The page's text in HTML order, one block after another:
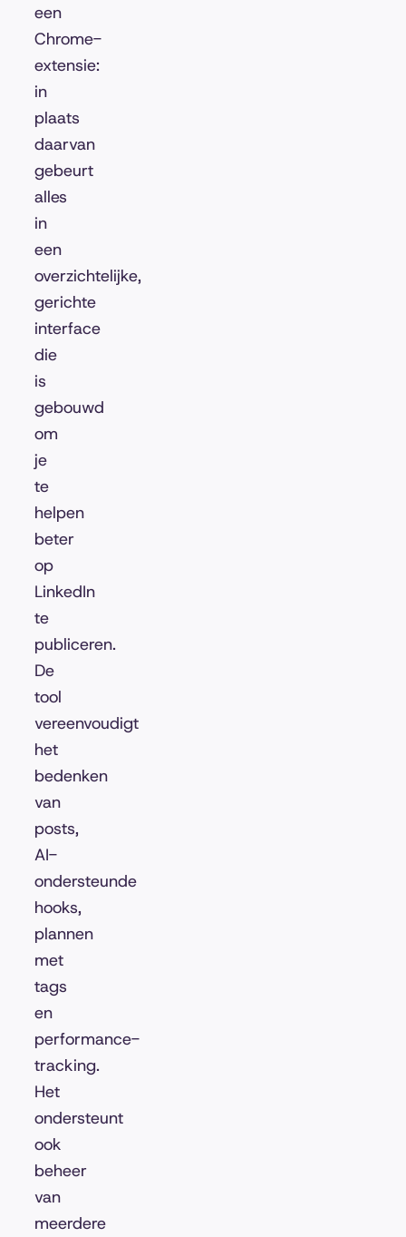
een
Chrome-
extensie:
in
plaats
daarvan
gebeurt
alles
in
een
overzichtelijke,
gerichte
interface
die
is
gebouwd
om
je
te
helpen
beter
op
LinkedIn
te
publiceren.
De
tool
vereenvoudigt
het
bedenken
van
posts,
AI-
ondersteunde
hooks,
plannen
met
tags
en
performance-
tracking.
Het
ondersteunt
ook
beheer
van
meerdere